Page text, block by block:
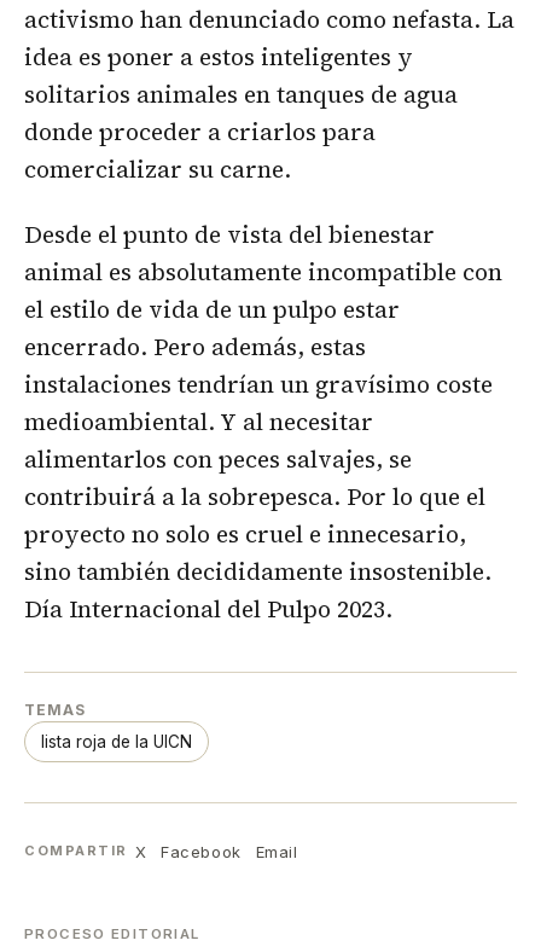
activismo han denunciado como nefasta. La
idea es poner a estos inteligentes y
solitarios animales en tanques de agua
donde proceder a criarlos para
comercializar su carne.
Desde el punto de vista del bienestar
animal es absolutamente incompatible con
el estilo de vida de un pulpo estar
encerrado. Pero además, estas
instalaciones tendrían un gravísimo coste
medioambiental. Y al necesitar
alimentarlos con peces salvajes, se
contribuirá a la sobrepesca. Por lo que el
proyecto no solo es cruel e innecesario,
sino también decididamente insostenible.
Día Internacional del Pulpo 2023.
TEMAS
lista roja de la UICN
COMPARTIR X Facebook Email
PROCESO EDITORIAL